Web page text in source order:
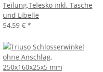
Teilung,Telesko inkl. Tasche
und Libelle
54,59 € *